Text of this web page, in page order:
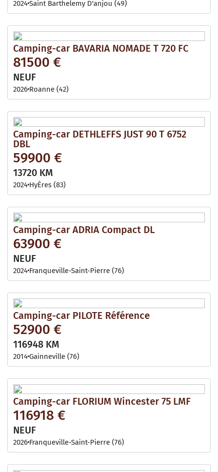
2024Saint Barthelemy D'anjou (49)
Camping-car BAVARIA NOMADE T 720 FC
81500 €
NEUF
2026 Roanne (42)
Camping-car DETHLEFFS JUST 90 T 6752
DBL
59900 €
13720 KM
2024 HyÈres (83)
Camping-car ADRIA Compact DL
63900 €
NEUF
2024 Franqueville-Saint-Pierre (76)
Camping-car PILOTE Référence
52900 €
116948 KM
2014Gainneville (76)
Camping-car FLORIUM Wincester 75 LMF
116918 €
NEUF
2026 Franqueville-Saint-Pierre (76)